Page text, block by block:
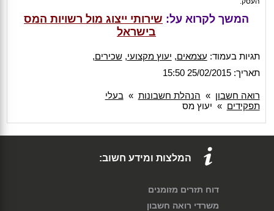
המשך לקרוא על: שירותי ייצוג מול רשויות המס
בישראל
תגיות בעמוד: עצמאים, יעוץ מקצועי,שכירים,
רואה חשבון » הנהלת חשבונות »בעלי
תפקידים » יעוץ מס
תאריך: 25/02/2015 15:50
המלצות ומידע חשוב:
דוח תזרים מזומנים
משרדי רואה חשבון